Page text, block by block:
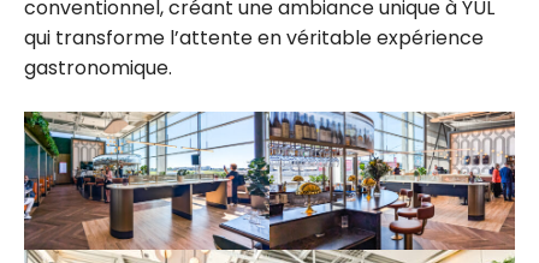
conventionnel, créant une ambiance unique à YUL
qui transforme l’attente en véritable expérience
gastronomique.